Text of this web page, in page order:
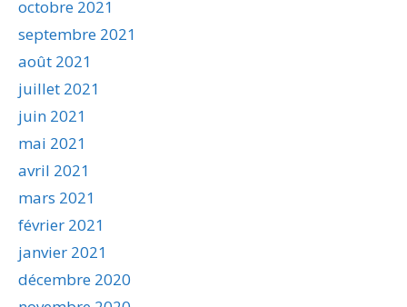
octobre 2021
septembre 2021
août 2021
juillet 2021
juin 2021
mai 2021
avril 2021
mars 2021
février 2021
janvier 2021
décembre 2020